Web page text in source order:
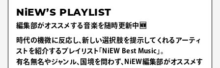
NiEW’S PLAYLIST
編集部がオススメする音楽を随時更新中🆕
時代の機微に反応し、新しい選択肢を提示してくれるアーティ
ストを紹介するプレイリスト「NiEW Best Music」。
有名無名やジャンル、国境を問わず、NiEW編集部がオススメす